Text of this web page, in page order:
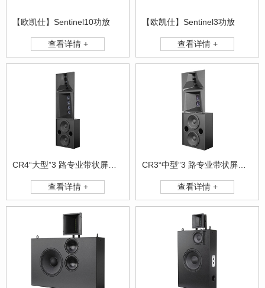
【欧凯仕】Sentinel10功放
查看详情 +
【欧凯仕】Sentinel3功放
查看详情 +
查看详情 + 查看详情 +